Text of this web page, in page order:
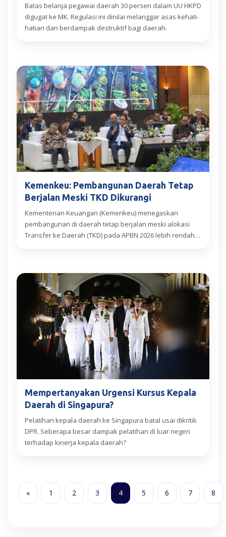
Batas belanja pegawai daerah 30 persen dalam UU HKPD
digugat ke MK. Regulasi ini dinilai melanggar asas kehati-
hatian dan berdampak destruktif bagi daerah.
Kemenkeu: Pembangunan Daerah Tetap
Berjalan Meski TKD Dikurangi
Kementerian Keuangan (Kemenkeu) menegaskan
pembangunan di daerah tetap berjalan meski alokasi
Transfer ke Daerah (TKD) pada APBN 2026 lebih rendah
Mempertanyakan Urgensi Kursus Kepala
Daerah di Singapura?
Pelatihan kepala daerah ke Singapura batal usai dikritik
DPR. Seberapa besar dampak pelatihan di luar negeri
terhadap kinerja kepala daerah?
« 1 2 3 4 5 6 7 8